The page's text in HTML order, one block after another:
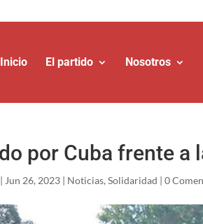
Inicio El partido Nosotros
por Cuba frente a
| Jun 26, 2023 | Noticias,Solidaridad |0